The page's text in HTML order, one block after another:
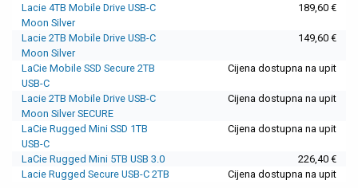
Lacie 4TB Mobile Drive USB-C
Moon Silver
189,60 €
Lacie 2TB Mobile Drive USB-C
Moon Silver
149,60 €
LaCie Mobile SSD Secure 2TB
USB-C
Cijena dostupna na upit
Lacie 2TB Mobile Drive USB-C
Moon Silver SECURE
Cijena dostupna na upit
LaCie Rugged Mini SSD 1TB
USB-C
Cijena dostupna na upit
LaCie Rugged Mini 5TB USB 3.0
226,40 €
Lacie Rugged Secure USB-C 2TB
Cijena dostupna na upit